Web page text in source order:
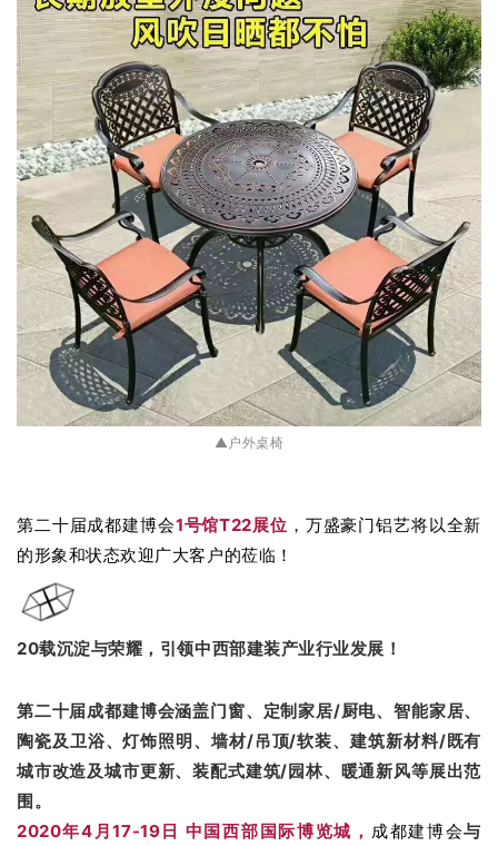
▲户外桌椅
第二十届成都建博会1号馆T22展位 ，万盛豪门铝艺将以全新
的形象和状态欢迎广大客户的莅临！
20载沉淀与荣耀，引领中西部建装产业行业发展 ！
第二十届成都建博会涵盖门窗、定制家居/厨电、智能家居、
陶瓷及卫浴、灯饰照明、墙材/吊顶/软装、建筑新材料/既有
城市改造及城市更新、装配式建筑/园林、暖通新风等展出范
围。
2020年4月17-19日 中国西部国际博览城， 成都建博会与